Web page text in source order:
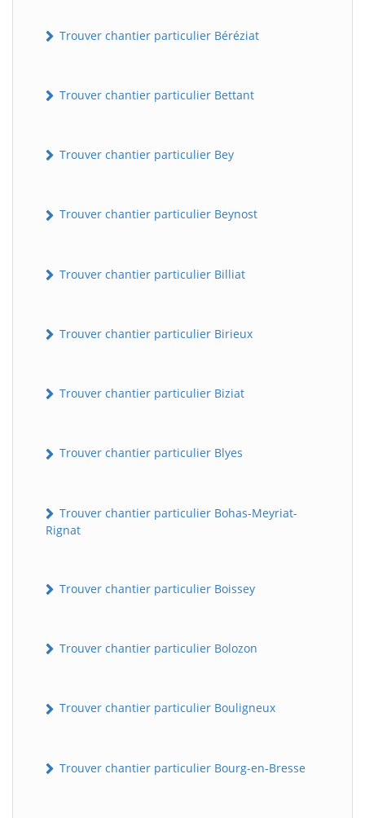
Trouver chantier particulier Béréziat
Trouver chantier particulier Bettant
Trouver chantier particulier Bey
Trouver chantier particulier Beynost
Trouver chantier particulier Billiat
Trouver chantier particulier Birieux
Trouver chantier particulier Biziat
Trouver chantier particulier Blyes
Trouver chantier particulier Bohas-Meyriat-
Rignat
Trouver chantier particulier Boissey
Trouver chantier particulier Bolozon
Trouver chantier particulier Bouligneux
Trouver chantier particulier Bourg-en-Bresse